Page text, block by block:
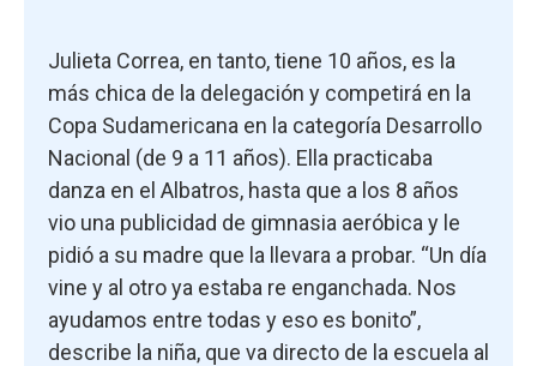
Julieta Correa, en tanto, tiene 10 años, es la
más chica de la delegación y competirá en la
Copa Sudamericana en la categoría Desarrollo
Nacional (de 9 a 11 años). Ella practicaba
danza en el Albatros, hasta que a los 8 años
vio una publicidad de gimnasia aeróbica y le
pidió a su madre que la llevara a probar. “Un día
vine y al otro ya estaba re enganchada. Nos
ayudamos entre todas y eso es bonito”,
describe la niña, que va directo de la escuela al